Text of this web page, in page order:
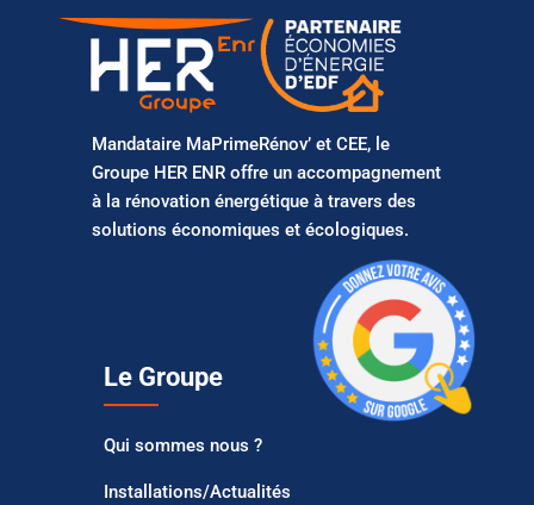
Mandataire MaPrimeRénov’ et CEE, le
Groupe HER ENR offre un accompagnement
à la rénovation énergétique à travers des
solutions économiques et écologiques.
Le Groupe
Qui sommes nous ?
Installations/Actualités